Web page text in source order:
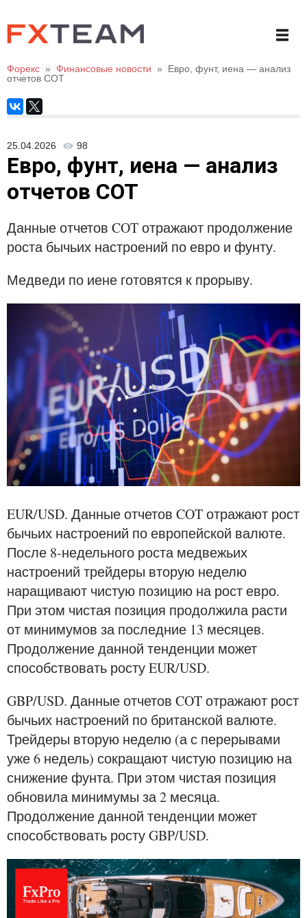
Форекс » Финансовые новости »
Евро, фунт, иена — анализ
отчетов СОТ
25.04.2026 98
Евро, фунт, иена — анализ
отчетов СОТ
Данные отчетов COT отражают продолжение
роста бычьих настроений по евро и фунту.
Медведи по иене готовятся к прорыву.
EUR/USD. Данные отчетов COT отражают рост
бычьих настроений по европейской валюте.
После 8-недельного роста медвежьих
настроений трейдеры вторую неделю
наращивают чистую позицию на рост евро.
При этом чистая позиция продолжила расти
от минимумов за последние 13 месяцев.
Продолжение данной тенденции может
способствовать росту EUR/USD.
GBP/USD. Данные отчетов COT отражают рост
бычьих настроений по британской валюте.
Трейдеры вторую неделю (а с перерывами
уже 6 недель) сокращают чистую позицию на
снижение фунта. При этом чистая позиция
обновила минимумы за 2 месяца.
Продолжение данной тенденции может
способствовать росту GBP/USD.